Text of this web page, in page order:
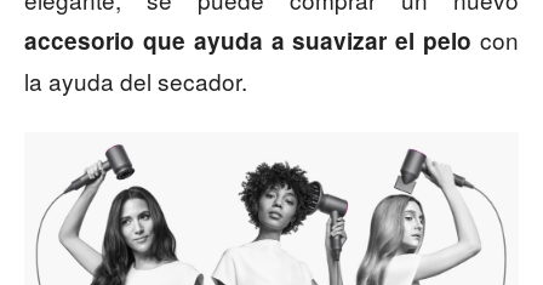
accesorio que ayuda a suavizar el pelo con
la ayuda del secador.